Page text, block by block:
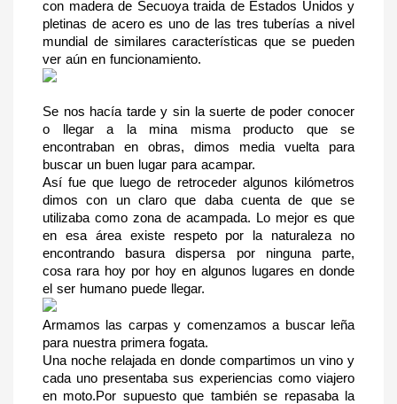
con madera de Secuoya traida de Estados Unidos y
pletinas de acero es uno de las tres tuberías a nivel
mundial de similares características que se pueden
ver aún en funcionamiento.
Se nos hacía tarde y sin la suerte de poder conocer
o llegar a la mina misma producto que se
encontraban en obras, dimos media vuelta para
buscar un buen lugar para acampar.
Así fue que luego de retroceder algunos kilómetros
dimos con un claro que daba cuenta de que se
utilizaba como zona de acampada. Lo mejor es que
en esa área existe respeto por la naturaleza no
encontrando basura dispersa por ninguna parte,
cosa rara hoy por hoy en algunos lugares en donde
el ser humano puede llegar.
Armamos las carpas y comenzamos a buscar leña
para nuestra primera fogata.
Una noche relajada en donde compartimos un vino y
cada uno presentaba sus experiencias como viajero
en moto.Por supuesto que también se repasaba la